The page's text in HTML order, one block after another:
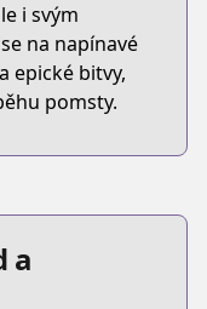
i svým
na napínavé
epické bitvy,
pomsty.
a